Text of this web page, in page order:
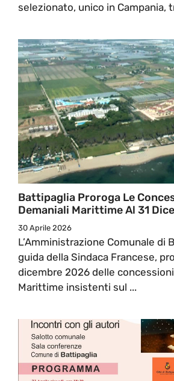
selezionato, unico in Campania,
Battipaglia Proroga Le
Demaniali Marittime Al 31
30 Aprile 2026
L’Amministrazione Comunale di
guida della Sindaca Francese,
dicembre 2026 delle
Marittime insistenti sul ...